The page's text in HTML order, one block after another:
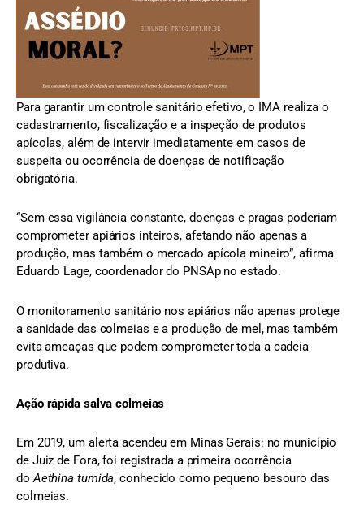
Para garantir um controle sanitário efetivo, o IMA realiza o
cadastramento, fiscalização e a inspeção de produtos
apícolas, além de intervir imediatamente em casos de
suspeita ou ocorrência de doenças de notificação
obrigatória.
“Sem essa vigilância constante, doenças e pragas poderiam
comprometer apiários inteiros, afetando não apenas a
produção, mas também o mercado apícola mineiro”, afirma
Eduardo Lage, coordenador do PNSAp no estado.
O monitoramento sanitário nos apiários não apenas protege
a sanidade das colmeias e a produção de mel, mas também
evita ameaças que podem comprometer toda a cadeia
produtiva.
Ação rápida salva colmeias
Em 2019, um alerta acendeu em Minas Gerais: no município
de Juiz de Fora, foi registrada a primeira ocorrência
doAethina tumida, conhecido como pequeno besouro das
colmeias.